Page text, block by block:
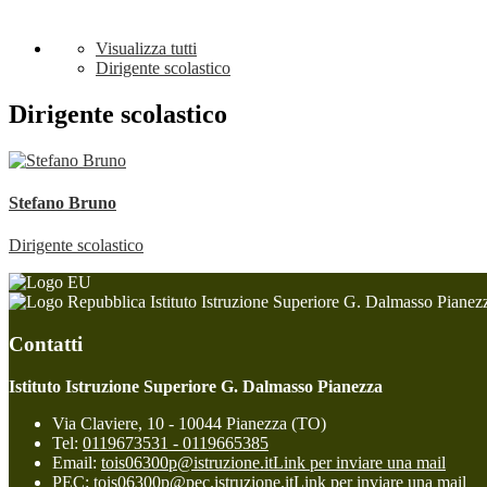
Visualizza tutti
Dirigente scolastico
Dirigente scolastico
Stefano Bruno
Dirigente scolastico
Istituto Istruzione Superiore G. Dalmasso
Contatti
Istituto Istruzione Superiore G. Dalmasso Pianezza
Via Claviere, 10 - 10044 Pianezza (TO)
Tel: 0119673531 - 0119665385
Email: tois06300p@istruzione.itLink per inviare una mail
PEC: tois06300p@pec.istruzione.itLink per inviare una mail